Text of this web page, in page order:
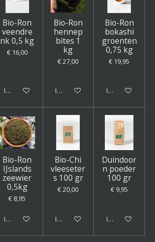
Bio-Ron
veendre
nk 0,5 kg
€ 16,00
In winkelwagen
Bio-Ron
hennep
bites 1
kg
€ 27,00
In winkelwagen
Bio-Ron
bokashi
groenten
0,75 kg
€ 19,95
In winkelwagen
Bio-Ron
IJslands
zeewier
0,5kg
€ 8,95
In winkelwagen
Bio-Chi
vleeseter
s 100 gr
€ 20,00
In winkelwagen
Duindoor
n poeder
100 gr
€ 9,95
In winkelwagen